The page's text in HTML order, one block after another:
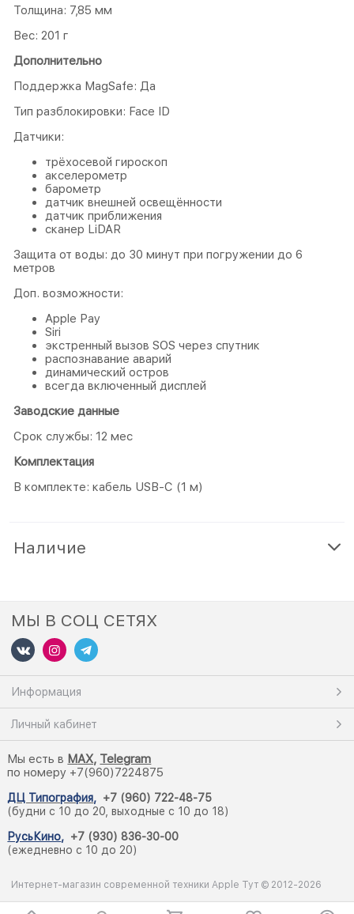
Толщина: 7,85 мм
Вес: 201 г
Дополнительно
Поддержка MagSafe: Да
Тип разблокировки: Face ID
Датчики:
трёхосевой гироскоп
акселерометр
барометр
датчик внешней освещённости
датчик приближения
сканер LiDAR
Защита от воды: до 30 минут при погружении до 6
метров
Доп. возможности:
Apple Pay
Siri
экстренный вызов SOS через спутник
распознавание аварий
динамический остров
всегда включенный дисплей
Заводские данные
Срок службы: 12 мес
Комплектация
В комплекте: кабель USB-С (1 м)
Наличие
МЫ В СОЦ СЕТЯХ
Информация
Личный кабинет
Мы есть в MAX, Telegram
по номеру +7(960)7224875
ДЦ Типография, +7 (960) 722-48-75
(будни с 10 до 20, выходные с 10 до 18)
РусьКино, +7 (930) 836-30-00
(ежедневно с 10 до 20)
Интернет-магазин современной техники Apple Тут © 2012-2026